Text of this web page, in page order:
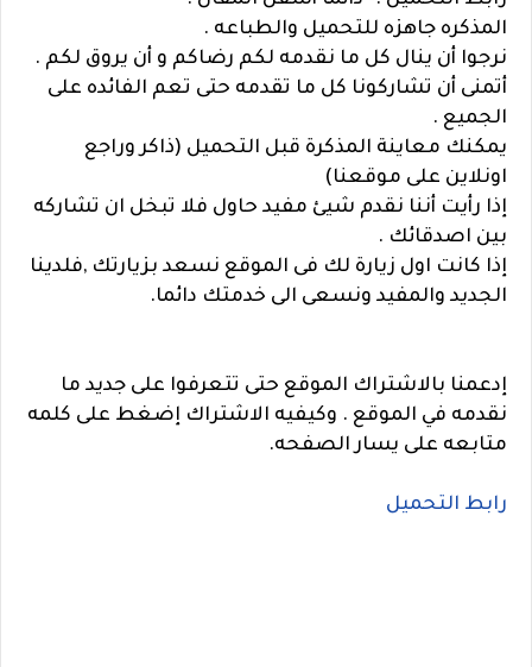
المذكره جاهزه للتحميل والطباعه .
نرجوا أن ينال كل ما نقدمه لكم رضاكم و أن يروق لكم .
أتمنى أن تشاركونا كل ما تقدمه حتى تعم الفائده على
الجميع .
يمكنك معاينة المذكرة قبل التحميل (ذاكر وراجع
اونلاين على موقعنا)
إذا رأيت أننا نقدم شيئ مفيد حاول فلا تبخل ان تشاركه
بين اصدقائك .
إذا كانت اول زيارة لك فى الموقع نسعد بزيارتك ,فلدينا
الجديد والمفيد ونسعى الى خدمتك دائما.
إدعمنا بالاشتراك الموقع حتى تتعرفوا على جديد ما
نقدمه في الموقع . وكيفيه الاشتراك إضغط على كلمه
متابعه على يسار الصفحه.
رابط التحميل